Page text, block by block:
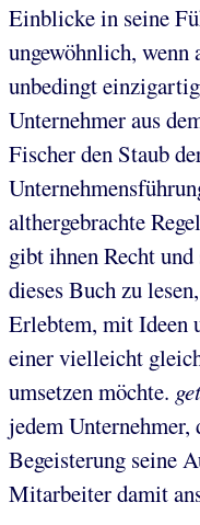
Einblicke in seine
ungewöhnlich,
unbedingt
Unternehmer aus
Fischer den Staub
althergebrachte
gibt ihnen Recht
dieses Buch zu
Erlebtem, mit Ideen
einer vielleicht
umsetzen möchte.
jedem
Begeisterung seine
Mitarbeiter damit